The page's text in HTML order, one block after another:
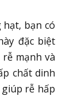
bạn có
đặc biệt
mạnh và
chất dinh
rễ hấp